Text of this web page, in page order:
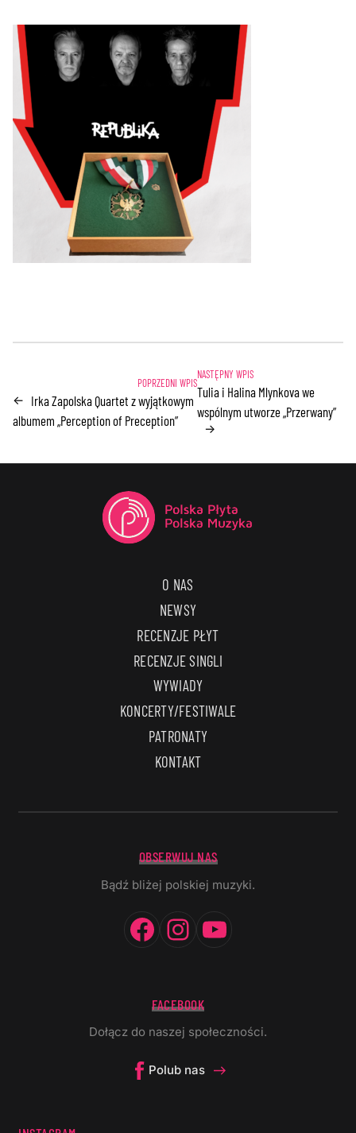
← Irka Zapolska Quartet z wyjątkowym
albumem „Perception of Preception”
Tulia i Halina Mlynkova we
wspólnym utworze „Przerwany”
→
O NAS
NEWSY
RECENZJE PŁYT
RECENZJE SINGLI
WYWIADY
KONCERTY/FESTIWALE
PATRONATY
KONTAKT
OBSERWUJ NAS
Bądź bliżej polskiej muzyki.
Facebook
Instagram
FACEBOOK
Dołącz do naszej społeczności.
Polub nas